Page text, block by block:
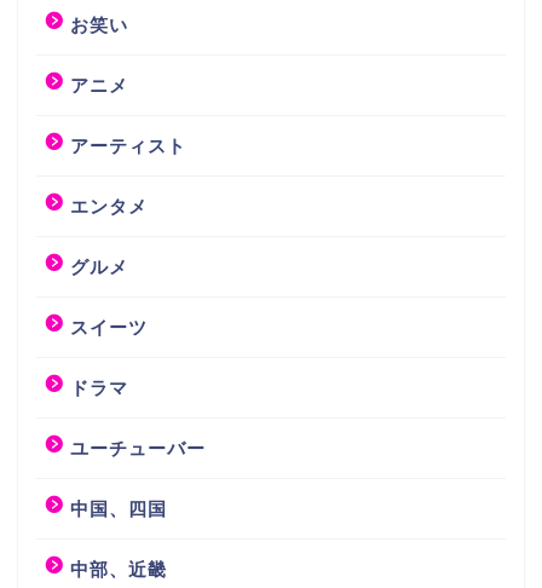
お笑い
アニメ
アーティスト
エンタメ
グルメ
スイーツ
ドラマ
ユーチューバー
中国、四国
中部、近畿